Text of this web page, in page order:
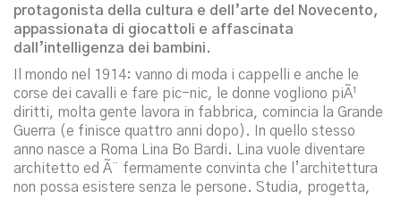
protagonista della cultura e dell’arte del Novecento,
appassionata di giocattoli e affascinata
dall’intelligenza dei bambini.
Il mondo nel 1914: vanno di moda i cappelli e anche le
corse dei cavalli e fare pic-nic, le donne vogliono piÃ¹
diritti, molta gente lavora in fabbrica, comincia la Grande
Guerra (e finisce quattro anni dopo). In quello stesso
anno nasce a Roma Lina Bo Bardi. Lina vuole diventare
architetto ed Ã¨ fermamente convinta che l’architettura
non possa esistere senza le persone. Studia, progetta,